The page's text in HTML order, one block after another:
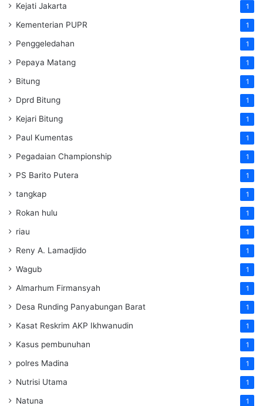
Kejati Jakarta 1
Kementerian PUPR 1
Penggeledahan 1
Pepaya Matang 1
Bitung 1
Dprd Bitung 1
Kejari Bitung 1
Paul Kumentas 1
Pegadaian Championship 1
PS Barito Putera 1
tangkap 1
Rokan hulu 1
riau 1
Reny A. Lamadjido 1
Wagub 1
Almarhum Firmansyah 1
Desa Runding Panyabungan Barat 1
Kasat Reskrim AKP Ikhwanudin 1
Kasus pembunuhan 1
polres Madina 1
Nutrisi Utama 1
Natuna 1